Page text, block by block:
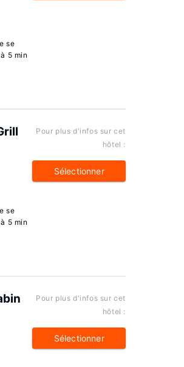
se
5 min
se
5 min
Pour plus d'infos sur cet
hôtel :
Sélectionner
Pour plus d'infos sur cet
hôtel :
Sélectionner